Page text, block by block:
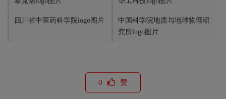
四川省中医药科学院logo图片
中国科学院地质与地球物理研
究所logo图片
0 赞